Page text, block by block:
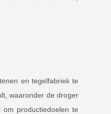
en tegelfabriek te
waaronder de droger
productiedoelen te